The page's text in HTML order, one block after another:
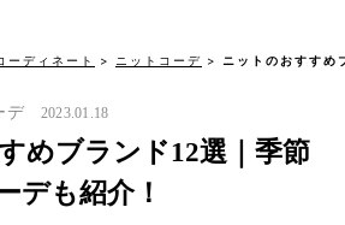
ーディネート ニットコーデ ニットのおすすめ
デ 2023.01.18
めブランド12選｜季節
デも紹介！